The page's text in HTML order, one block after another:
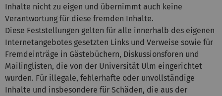
Inhalte nicht zu eigen und übernimmt auch keine
Verantwortung für diese fremden Inhalte.
Diese Feststellungen gelten für alle innerhalb des eigenen
Internetangebotes gesetzten Links und Verweise sowie für
Fremdeinträge in Gästebüchern, Diskussionsforen und
Mailinglisten, die von der Universität Ulm eingerichtet
wurden. Für illegale, fehlerhafte oder unvollständige
Inhalte und insbesondere für Schäden, die aus der